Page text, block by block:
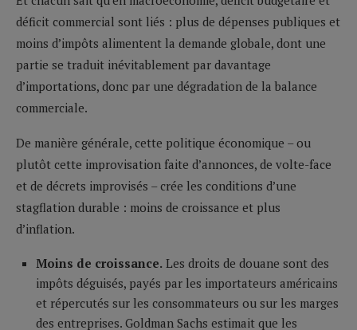
déficit commercial sont liés : plus de dépenses publiques et
moins d’impôts alimentent la demande globale, dont une
partie se traduit inévitablement par davantage
d’importations, donc par une dégradation de la balance
commerciale.
De manière générale, cette politique économique – ou
plutôt cette improvisation faite d’annonces, de volte-face
et de décrets improvisés – crée les conditions d’une
stagflation durable : moins de croissance et plus
d’inflation.
Moins de croissance. Les droits de douane sont des
impôts déguisés, payés par les importateurs américains
et répercutés sur les consommateurs ou sur les marges
des entreprises. Goldman Sachs estimait que les